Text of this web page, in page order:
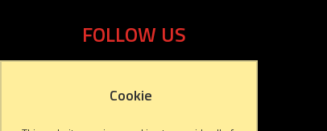
Cookie
FOLLOW US